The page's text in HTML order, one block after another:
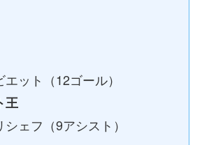
ット（12ゴール）
王
ェフ（9アシスト）